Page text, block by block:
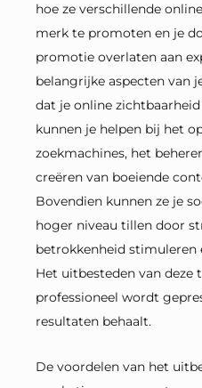
hoe ze verschillende
merk te promoten en je
promotie overlaten aan
belangrijke aspecten van
dat je online
kunnen je helpen bij het
zoekmachines, het
creëren van boeiende
Bovendien kunnen ze je
hoger niveau tillen door
betrokkenheid stimuleren
Het uitbesteden van
professioneel wordt
resultaten behaalt.
De voordelen van het